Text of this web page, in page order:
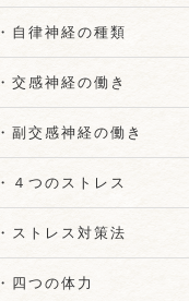
・自律神経の種類
・交感神経の働き
・副交感神経の働き
・４つのストレス
・ストレス対策法
・四つの体力